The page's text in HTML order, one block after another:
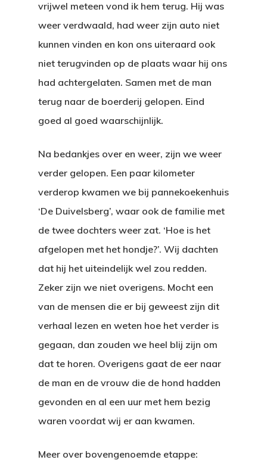
vrijwel meteen vond ik hem terug. Hij was
weer verdwaald, had weer zijn auto niet
kunnen vinden en kon ons uiteraard ook
niet terugvinden op de plaats waar hij ons
had achtergelaten. Samen met de man
terug naar de boerderij gelopen. Eind
goed al goed waarschijnlijk.
Na bedankjes over en weer, zijn we weer
verder gelopen. Een paar kilometer
verderop kwamen we bij pannekoekenhuis
‘De Duivelsberg’, waar ook de familie met
de twee dochters weer zat. ‘Hoe is het
afgelopen met het hondje?’. Wij dachten
dat hij het uiteindelijk wel zou redden.
Zeker zijn we niet overigens. Mocht een
van de mensen die er bij geweest zijn dit
verhaal lezen en weten hoe het verder is
gegaan, dan zouden we heel blij zijn om
dat te horen. Overigens gaat de eer naar
de man en de vrouw die de hond hadden
gevonden en al een uur met hem bezig
waren voordat wij er aan kwamen.
Meer over bovengenoemde etappe: